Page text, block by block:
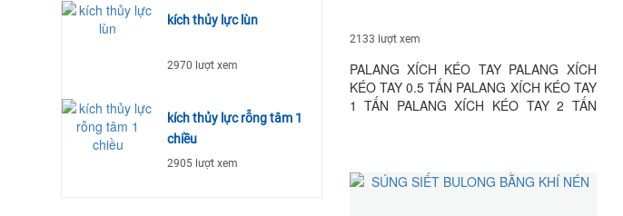
2133 lượt xem
PALANG XÍCH KÉO TAY PALANG XÍCH
KÉO TAY 0.5 TẤN PALANG XÍCH KÉO TAY
1 TẤN PALANG XÍCH KÉO TAY 2 TẤN
TẤN PALANG XÍCH KÉO TAY 30 TẤN
kích thủy lực lùn
2970 lượt xem
kích thủy lực rỗng tâm 1
chiều
2905 lượt xem